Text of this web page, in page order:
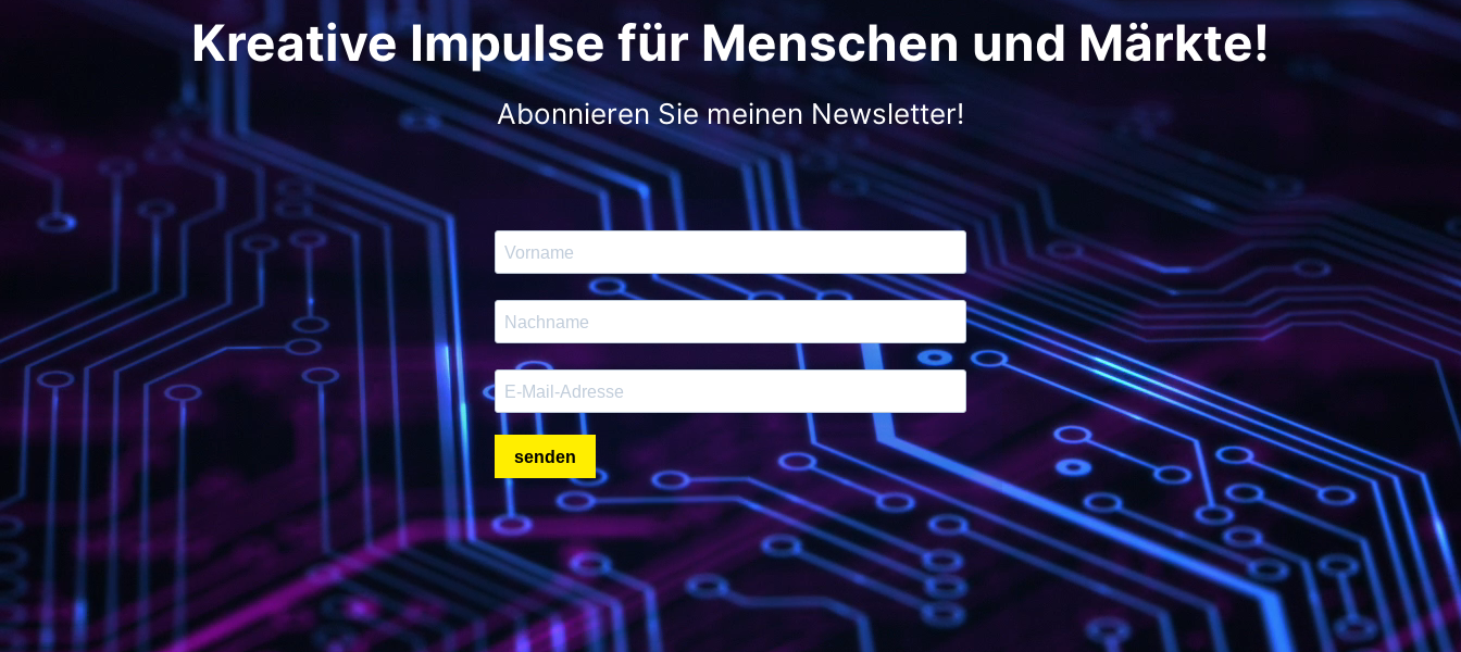
Kreative Impulse für Menschen und Märkte!
Abonnieren Sie meinen Newsletter!